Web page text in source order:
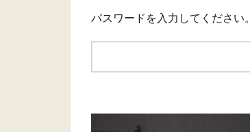
パスワードを入力してください。